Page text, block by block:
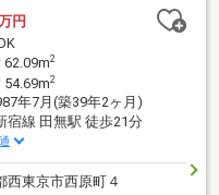
いします ━━━━━・・・
わせください。
円
62.09m2
54.69m2
年7月(築39年2ヶ月)
宿線 田無駅 徒歩21分
西東京市西原町４